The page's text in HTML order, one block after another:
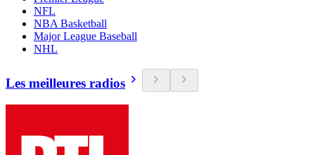
NFL
NBA Basketball
Major League Baseball
NHL
Les meilleures radios